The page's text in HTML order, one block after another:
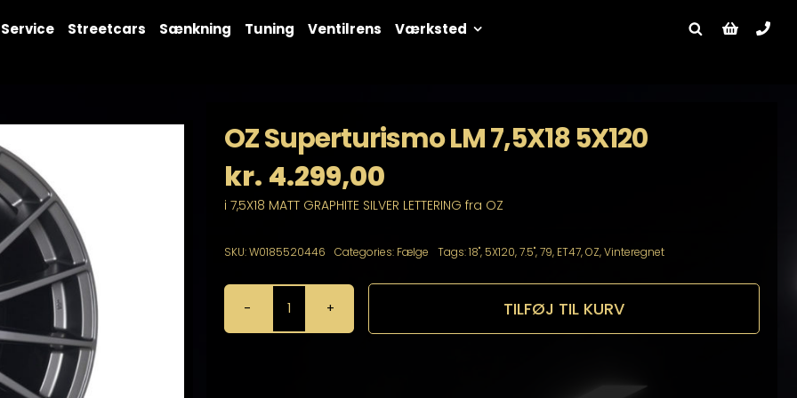
Service Streetcars Sænkning Tuning Ventilrens Værksted
OZ Superturismo LM 7,5X18 5X120
kr. 4.299,00
i 7,5X18 MATT GRAPHITE SILVER LETTERING fra OZ
SKU:W0185520446 Categories: Fælge Tags:18", 5X120,7.5",79, ET47,OZ,Vinteregnet
OZ
Superturismo
TILFØJ TIL KURV